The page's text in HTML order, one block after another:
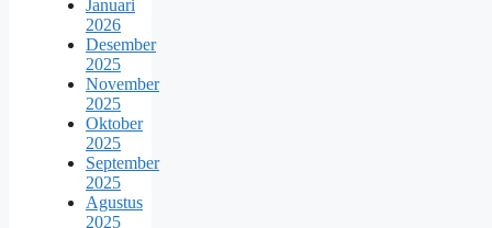
Januari
2026
Desember
2025
November
2025
Oktober
2025
September
2025
Agustus
2025